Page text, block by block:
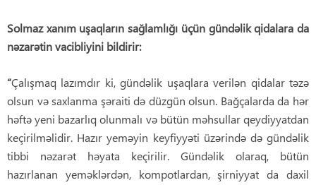
Solmaz xanım uşaqların sağlamlığı üçün gündəlik qidalara da
nəzarətin vacibliyini bildirir:
“Çalışmaq lazımdır ki, gündəlik uşaqlara verilən qidalar təzə
olsun və saxlanma şəraiti də düzgün olsun. Bağçalarda da hər
həftə yeni bazarlıq olunmalı və bütün məhsullar qeydiyyatdan
keçirilməlidir. Hazır yeməyin keyfiyyəti üzərində də gündəlik
tibbi nəzarət həyata keçirilir. Gündəlik olaraq, bütün
hazırlanan yeməklərdən, kompotlardan, şirniyyat da daxil